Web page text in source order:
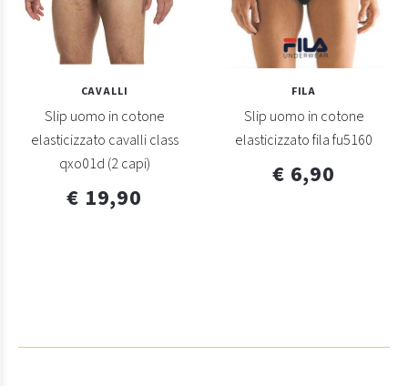
CAVALLI
Slip uomo in cotone
elasticizzato cavalli class
qxo01d (2 capi)
€ 19,90
FILA
Slip uomo in cotone
elasticizzato fila fu5160
€ 6,90